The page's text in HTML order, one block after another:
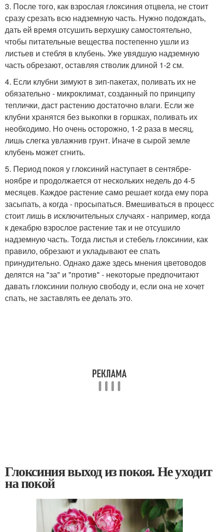
3. После того, как взрослая глоксиния отцвела, не стоит
сразу срезать всю надземную часть. Нужно подождать,
дать ей время отсушить верхушку самостоятельно,
чтобы питательные вещества постепенно ушли из
листьев и стебля в клубень. Уже увядшую надземную
часть обрезают, оставляя стволик длиной 1-2 см.
4. Если клубни зимуют в зип-пакетах, поливать их не
обязательно - микроклимат, созданный по принципу
теплички, даст растению достаточно влаги. Если же
клубни хранятся без выкопки в горшках, поливать их
необходимо. Но очень осторожно, 1-2 раза в месяц,
лишь слегка увлажнив грунт. Иначе в сырой земле
клубень может сгнить.
5. Период покоя у глоксиний наступает в сентябре-
ноябре и продолжается от нескольких недель до 4-5
месяцев. Каждое растение само решает когда ему пора
засыпать, а когда - просыпаться. Вмешиваться в процесс
стоит лишь в исключительных случаях - например, когда
к декабрю взрослое растение так и не отсушило
надземную часть. Тогда листья и стебель глоксинии, как
правило, обрезают и укладывают ее спать
принудительно. Однако даже здесь мнения цветоводов
делятся на "за" и "против" - некоторые предпочитают
давать глоксинии полную свободу и, если она не хочет
спать, не заставлять ее делать это.
Глоксиния выход из покоя. Не уходит
на покой